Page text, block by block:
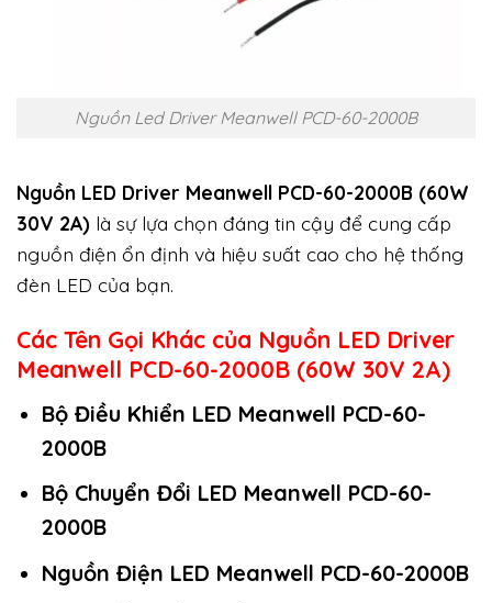
Nguồn Led Driver Meanwell PCD-60-2000B
Nguồn LED Driver Meanwell PCD-60-2000B (60W
30V 2A) là sự lựa chọn đáng tin cậy để cung cấp
nguồn điện ổn định và hiệu suất cao cho hệ thống
đèn LED của bạn.
Các Tên Gọi Khác của Nguồn LED Driver
Meanwell PCD-60-2000B (60W 30V 2A)
Bộ Điều Khiển LED Meanwell PCD-60-
2000B
Bộ Chuyển Đổi LED Meanwell PCD-60-
2000B
Nguồn Điện LED Meanwell PCD-60-2000B